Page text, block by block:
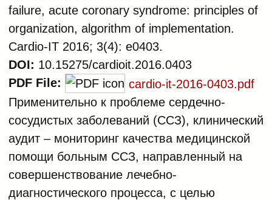
failure, acute coronary syndrome: principles of
organization, algorithm of implementation.
Cardio-IT 2016; 3(4): e0403.
DOI: 10.15275/cardioit.2016.0403
PDF File:
cardio-it-2016-0403.pdf
Применительно к проблеме сердечно-
сосудистых заболеваний (ССЗ), клинический
аудит – мониторинг качества медицинской
помощи больным ССЗ, направленный на
совершенствование лечебно-
диагностического процесса, с целью